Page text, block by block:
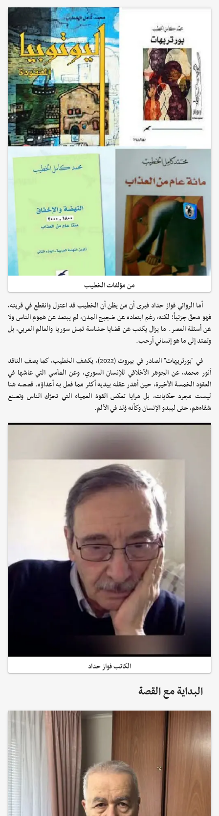
من مؤلفات الخطيب
أما الروائي فواز حداد فيرى أن من يظن أن الخطيب قد اعتزل وانقطع في قريته،
فهو محقّ جزئياً؛ لكنه، رغم ابتعاده عن ضجيج المدن، لم يبتعد عن هموم الناس ولا
عن أسئلة العصر. ما يزال يكتب عن قضايا حسّاسة تمسّ سوريا والعالم العربي، بل
وتمتد إلى ما هو إنساني أرحب.
في "بورتريهات" الصادر في بيروت (2022)، يكشف الخطيب، كما يصف الناقد
أنور محمد، عن الجوهر الأخلاقي للإنسان السوري، وعن المآسي التي عاشها في
العقود الخمسة الأخيرة، حين أهدر عقله بيديه أكثر مما فعل به أعداؤه. قصصه هنا
ليست مجرد حكايات، بل مرايا تعكس القوة العمياء التي تحرّك الناس وتصنع
شقاءهم، حتى ليبدو الإنسان وكأنه وُلد في الألم.
الكاتب فواز حداد
البداية مع القصة